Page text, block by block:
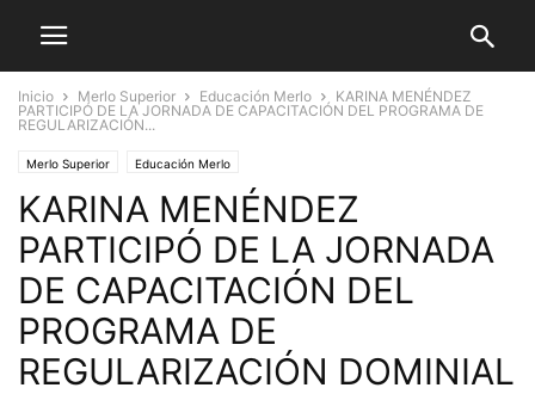
Inicio Merlo Superior Educación Merlo
KARINA MENÉNDEZ
PARTICIPÓ DE LA JORNADA DE CAPACITACIÓN DEL PROGRAMA DE
REGULARIZACIÓN...
Merlo Superior Educación Merlo
KARINA MENÉNDEZ
PARTICIPÓ DE LA JORNADA
DE CAPACITACIÓN DEL
PROGRAMA DE
REGULARIZACIÓN DOMINIAL